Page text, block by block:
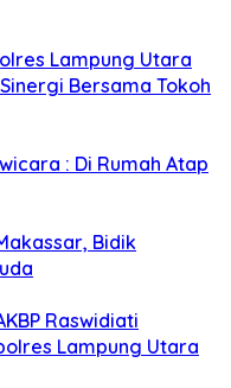
Lampung Utara
Bersama Tokoh
: Di Rumah Atap
Bidik
Raswidiati
Lampung Utara